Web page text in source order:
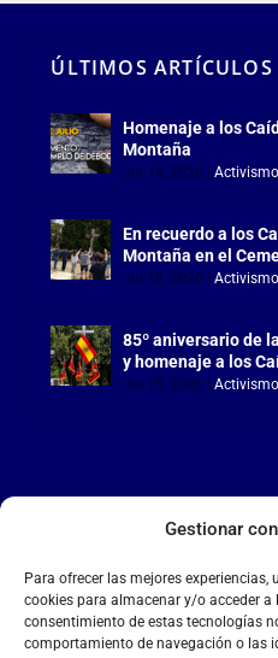
Gestionar
Para ofrecer las mejores
cookies para almacenar y/o acceder
consentimiento de estas tecnologías
comportamiento de navegación o las
ÚLTIMOS ARTÍCULOS
Homenaje a los
Montaña
Jul 18, 2026 |Activismo
En recuerdo a los
Montaña en el
Jul 18, 2026 |Activismo
85º aniversario de
y homenaje a los
Jul 15, 2026 |Activismo
LA FALANGE
Reproductor
de
vídeo